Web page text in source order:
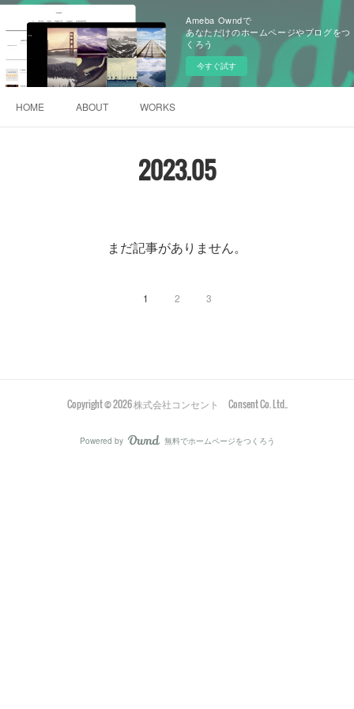
Ameba Owndで
あなただけのホームページやブログをつ
くろう
今すぐ試す
HOME ABOUT WORKS
2023.05
まだ記事がありません。
1 2 3
Copyright ©2026株式会社コンセント Consent Co. Ltd..
Powered by AmebaOwnd
無料でホームページをつくろう